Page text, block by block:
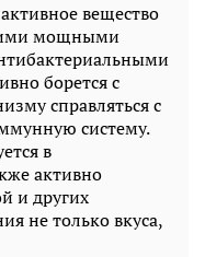
вещество
мощными
борется с
справляться с
систему.
в
активно
и других
не только вкуса,